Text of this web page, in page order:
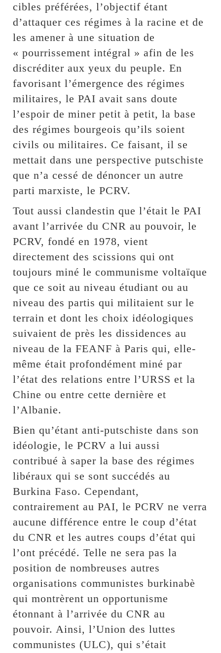
cibles préférées, l’objectif étant
d’attaquer ces régimes à la racine et de
les amener à une situation de
« pourrissement intégral » afin de les
discréditer aux yeux du peuple. En
favorisant l’émergence des régimes
militaires, le PAI avait sans doute
l’espoir de miner petit à petit, la base
des régimes bourgeois qu’ils soient
civils ou militaires. Ce faisant, il se
mettait dans une perspective putschiste
que n’a cessé de dénoncer un autre
parti marxiste, le PCRV.
Tout aussi clandestin que l’était le PAI
avant l’arrivée du CNR au pouvoir, le
PCRV, fondé en 1978, vient
directement des scissions qui ont
toujours miné le communisme voltaïque
que ce soit au niveau étudiant ou au
niveau des partis qui militaient sur le
terrain et dont les choix idéologiques
suivaient de près les dissidences au
niveau de la FEANF à Paris qui, elle-
même était profondément miné par
l’état des relations entre l’URSS et la
Chine ou entre cette dernière et
l’Albanie.
Bien qu’étant anti-putschiste dans son
idéologie, le PCRV a lui aussi
contribué à saper la base des régimes
libéraux qui se sont succédés au
Burkina Faso. Cependant,
contrairement au PAI, le PCRV ne verra
aucune différence entre le coup d’état
du CNR et les autres coups d’état qui
l’ont précédé. Telle ne sera pas la
position de nombreuses autres
organisations communistes burkinabè
qui montrèrent un opportunisme
étonnant à l’arrivée du CNR au
pouvoir. Ainsi, l’Union des luttes
communistes (ULC), qui s’était